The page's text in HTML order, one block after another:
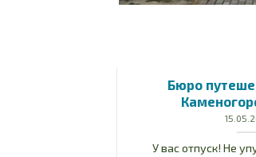
Бюро
У вас отпуск! Не